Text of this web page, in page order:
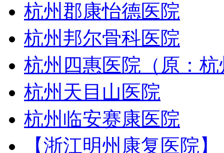
杭州郡康怡德医院
杭州邦尔骨科医院
杭州四惠医院（原：
杭州天目山医院
杭州临安赛康医院
【浙江明州康复医院】